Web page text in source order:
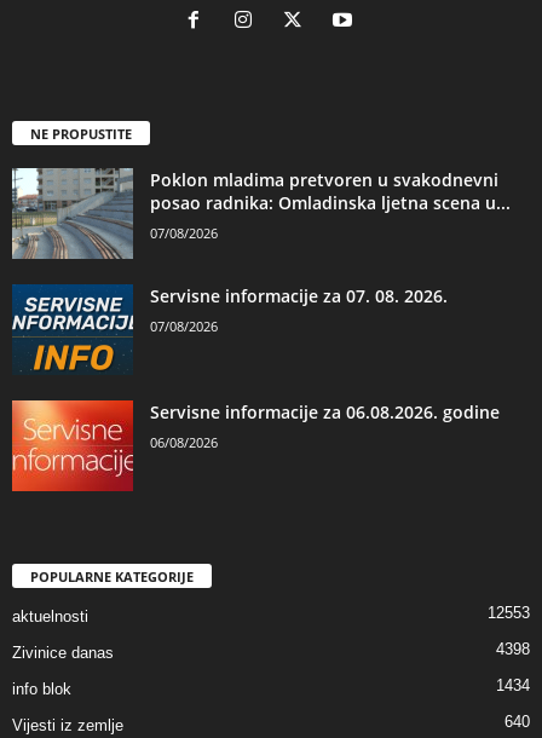
NE PROPUSTITE
Poklon mladima pretvoren u svakodnevni
posao radnika: Omladinska ljetna scena u...
07/08/2026
Servisne informacije za 07. 08. 2026.
07/08/2026
Servisne informacije za 06.08.2026. godine
06/08/2026
POPULARNE KATEGORIJE
aktuelnosti 12553
Zivinice danas 4398
info blok 1434
Vijesti iz zemlje 640